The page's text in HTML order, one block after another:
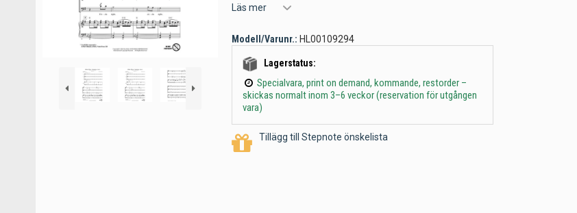
Läs mer
Modell/Varunr.: HL00109294
Lagerstatus:
Specialvara, print on demand, kommande, restorder –
skickas normalt inom 3–6 veckor (reservation för utgången
vara)
Tillägg till Stepnote önskelista